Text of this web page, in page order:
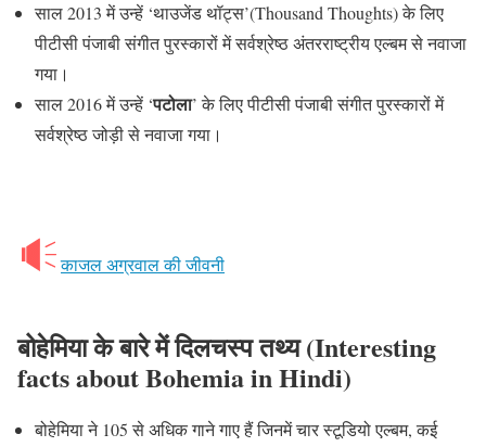
साल 2013 में उन्हें ‘थाउजेंड थॉट्स’(Thousand Thoughts) के लिए
पीटीसी पंजाबी संगीत पुरस्कारों में सर्वश्रेष्ठ अंतरराष्ट्रीय एल्बम से नवाजा
गया।
साल 2016 में उन्हें ‘पटोला’ के लिए पीटीसी पंजाबी संगीत पुरस्कारों में
सर्वश्रेष्ठ जोड़ी से नवाजा गया।
काजल अग्रवाल की जीवनी
बोहेमिया के बारे में दिलचस्प तथ्य (Interesting
facts about Bohemia in Hindi)
बोहेमिया ने 105 से अधिक गाने गाए हैं जिनमें चार स्टूडियो एल्बम, कई